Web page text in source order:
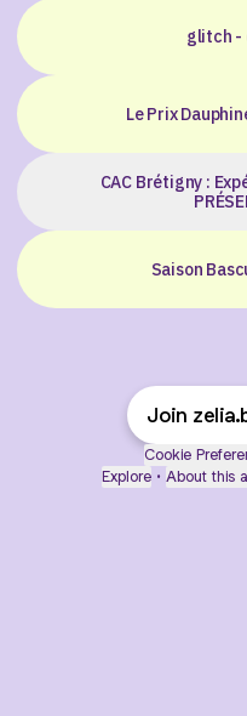
glitch -
CAC Brétigny :
Saison
Join
Cookie
Explore • About this